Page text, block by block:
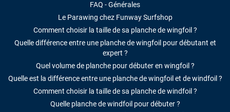
FAQ - Générales
Le Parawing chez Funway Surfshop
Comment choisir la taille de sa planche de wingfoil ?
Quelle différence entre une planche de wingfoil pour débutant et
expert ?
Quel volume de planche pour débuter en wingfoil ?
Quelle est la différence entre une planche de wingfoil et de windfoil ?
Comment choisir la taille de sa planche de windfoil ?
Quelle planche de windfoil pour débuter ?